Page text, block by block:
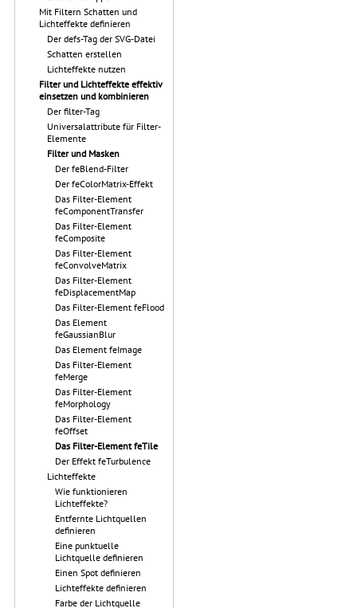
Mit Filtern Schatten und
Lichteffekte definieren
Der defs-Tag der SVG-Datei
Schatten erstellen
Lichteffekte nutzen
Filter und Lichteffekte effektiv
einsetzen und kombinieren
Der filter-Tag
Universalattribute für Filter-
Elemente
Filter und Masken
Der feBlend-Filter
Der feColorMatrix-Effekt
Das Filter-Element
feComponentTransfer
Das Filter-Element
feComposite
Das Filter-Element
feConvolveMatrix
Das Filter-Element
feDisplacementMap
Das Filter-Element feFlood
Das Element
feGaussianBlur
Das Element feImage
Das Filter-Element
feMerge
Das Filter-Element
feMorphology
Das Filter-Element
feOffset
Das Filter-Element feTile
Der Effekt feTurbulence
Lichteffekte
Wie funktionieren
Lichteffekte?
Entfernte Lichtquellen
definieren
Eine punktuelle
Lichtquelle definieren
Einen Spot definieren
Lichteffekte definieren
Farbe der Lichtquelle